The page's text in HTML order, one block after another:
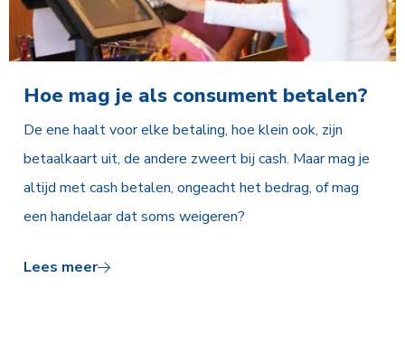
Hoe mag je als consument betalen?
De ene haalt voor elke betaling, hoe klein ook, zijn
betaalkaart uit, de andere zweert bij cash. Maar mag je
altijd met cash betalen, ongeacht het bedrag, of mag
een handelaar dat soms weigeren?
Lees meer